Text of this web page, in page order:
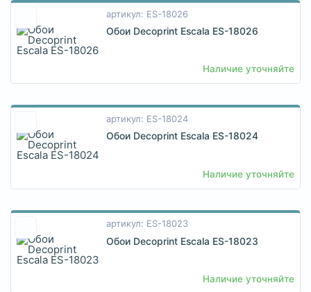
артикул: ES-18026
Обои Decoprint Escala ES-18026
Наличие уточняйте
артикул: ES-18024
Обои Decoprint Escala ES-18024
Наличие уточняйте
артикул: ES-18023
Обои Decoprint Escala ES-18023
Наличие уточняйте